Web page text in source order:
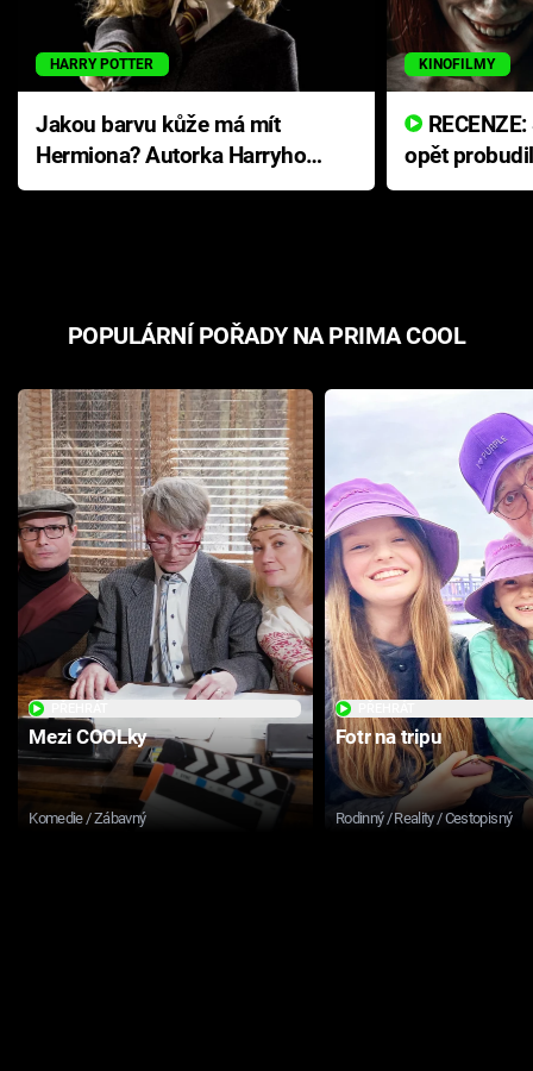
HARRY POTTER
Jakou barvu kůže má mít
Hermiona? Autorka Harryho
Pottera přišla s ráznou
KINOFILMY
opět
přichází s
POPULÁRNÍ POŘADY NA PRIMA COOL
Mezi COOLky
Komedie / Zábavný
Fotr na tripu
Rodinný / Reality / Cestopisný